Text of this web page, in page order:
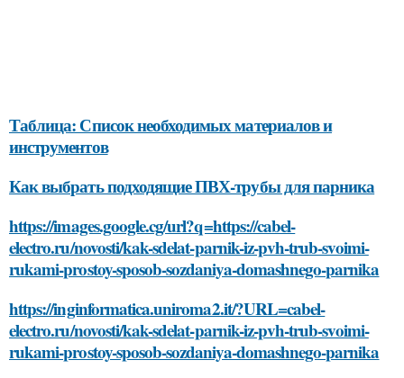
Таблица: Список необходимых материалов и
инструментов
Как выбрать подходящие ПВХ-трубы для парника
https://images.google.cg/url?q=https://cabel-
electro.ru/novosti/kak-sdelat-parnik-iz-pvh-trub-svoimi-
rukami-prostoy-sposob-sozdaniya-domashnego-parnika
https://inginformatica.uniroma2.it/?URL=cabel-
electro.ru/novosti/kak-sdelat-parnik-iz-pvh-trub-svoimi-
rukami-prostoy-sposob-sozdaniya-domashnego-parnika